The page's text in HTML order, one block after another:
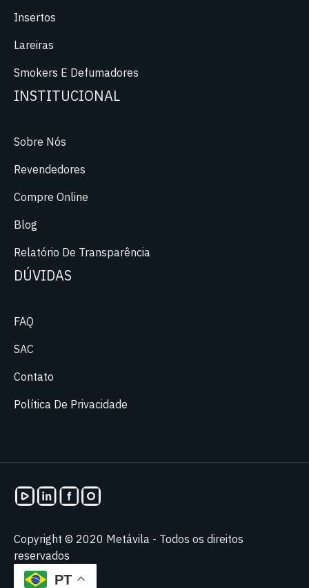
Insertos
Lareiras
Smokers E Defumadores
INSTITUCIONAL
Sobre Nós
Revendedores
Compre Online
Blog
Relatório De Transparência
DÚVIDAS
FAQ
SAC
Contato
Política De Privacidade
Copyright © 2020 Metávila - Todos os direitos
reservados
PT